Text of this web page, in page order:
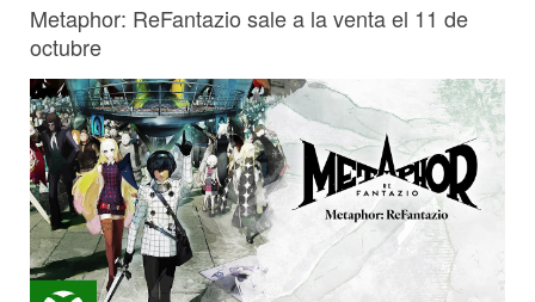
Metaphor: ReFantazio sale a la venta el 11 de
octubre